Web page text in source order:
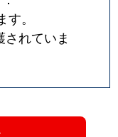
。
れていま